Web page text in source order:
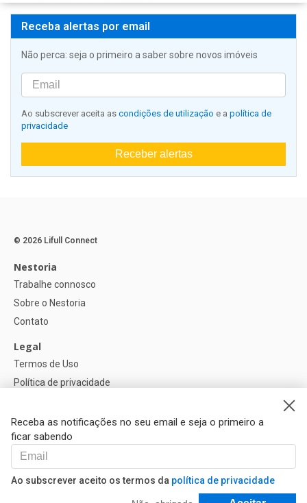
Receba alertas por email
Não perca: seja o primeiro a saber sobre novos imóveis
Ao subscrever aceita as condições de utilização e a política de
privacidade
Receber alertas
Receba as notificações no seu email e seja o primeiro a
ficar sabendo
Ao subscrever aceito os termos da política de privacidade
© 2026 Lifull Connect
Nestoria
Trabalhe connosco
Sobre o Nestoria
Contato
Legal
Termos de Uso
Política de privacidade
Configurações de cookies
Ajuda
FAQ
Nossos Parceiros